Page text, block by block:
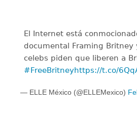
El Internet está
documental Framing Britney
celebs piden que liberen a
#FreeBritneyhttps://t.co/
— ELLE México (@ELLEMexico)